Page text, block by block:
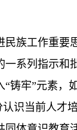
民族工作重要
系列指示和
“铸牢”元素，
识当前人才